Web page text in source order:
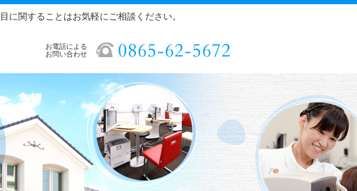
関することはお気軽にご相談ください。
お電話による
お問い合わせ